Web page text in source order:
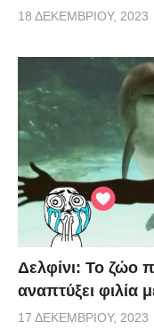
18 ΔΕΚΕΜΒΡΊΟΥ, 2023
Δελφίνι: Το ζώο
αναπτύξει φιλία
17 ΔΕΚΕΜΒΡΊΟΥ, 2023